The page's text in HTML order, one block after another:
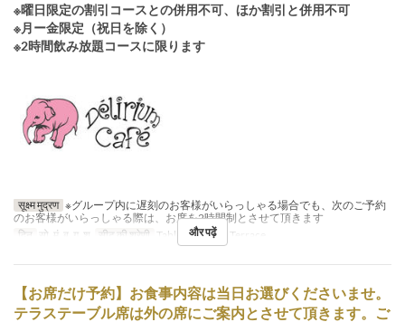
※曜日限定の割引コースとの併用不可、ほか割引と併用不可
※月ー金限定（祝日を除く）
※2時間飲み放題コースに限ります
सूक्ष्म मुद्रण ※グループ内に遅刻のお客様がいらっしゃる場合でも、次のご予約
のお客様がいらっしゃる際は、お席を2時間制とさせて頂きます
दिन
सो, मं, बु, गु, शु सीट की श्रेणी Table, Counter, Terrace
और पढ़ें
【お席だけ予約】お食事内容は当日お選びくださいませ。
テラステーブル席は外の席にご案内とさせて頂きます。ご